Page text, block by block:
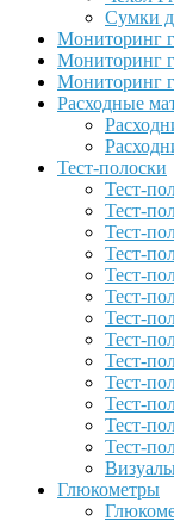
Сумки
Мониторинг
Мониторинг
Мониторинг
Расходные
Тест-полоски
Тест-
Тест-
Тест-
Тест-
Тест-
Тест-
Тест-
Тест-
Тест-
Тест-
Тест-
Тест-
Тест-
Глюкометры